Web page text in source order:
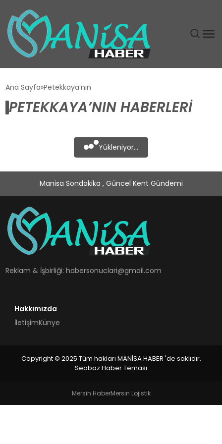
EĞITIM
MAGAZIN
SIYASET
SPOR
TEKNOLOJI
Ana Sayfa Petekkaya’nın
PETEKKAYA’NIN HABERLERI
Yükleniyor...
Manisa Sondakika , Güncel Kent Gündemi
Reklam & İşbirliği:habersonuclari@gmail.com
Hakkımızda
İletişimKünye
Copyright © 2025 Tüm hakları MANİSA HABER 'de saklıdır.
Seobaz Haber Teması
Mersin HaberMersin Lojistik